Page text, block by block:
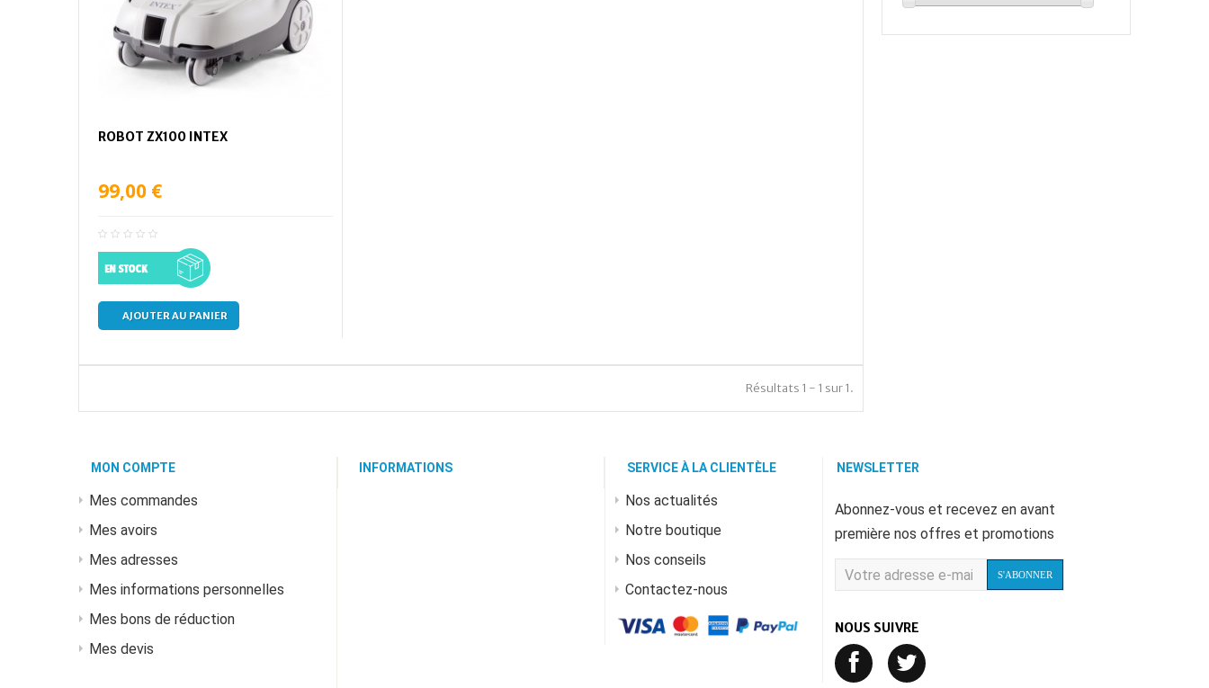
ROBOT ZX100 INTEX
99,00 €
AJOUTER AU PANIER
Résultats 1 - 1 sur 1.
MON COMPTE
Mes commandes
Mes avoirs
Mes adresses
Mes informations personnelles
Mes bons de réduction
Mes devis
INFORMATIONS SERVICE À LA CLIENTÈLE
Nos actualités
Notre boutique
Nos conseils
Contactez-nous
NEWSLETTER
Abonnez-vous et recevez en avant
première nos offres et promotions
S'ABONNER
NOUS SUIVRE